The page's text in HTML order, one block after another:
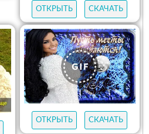
ОТКРЫТЬ СКАЧАТЬ
ОТКРЫТЬ СКАЧАТЬ